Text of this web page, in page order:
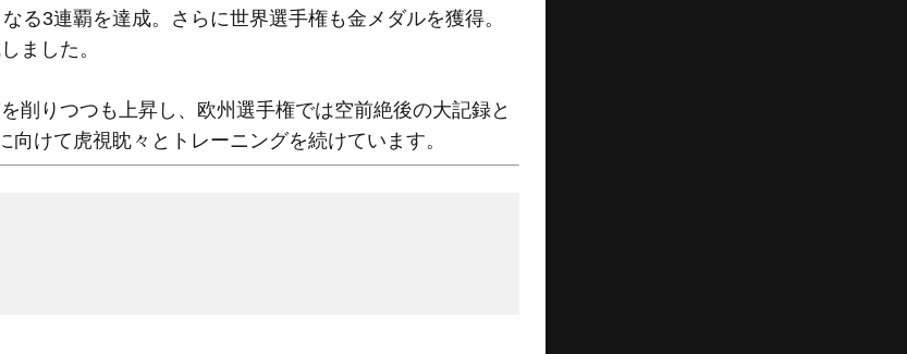
る3連覇を達成。さらに世界選手権も金メダルを獲得。
ました。
削りつつも上昇し、欧州選手権では空前絶後の大記録と
けて虎視眈々とトレーニングを続けています。